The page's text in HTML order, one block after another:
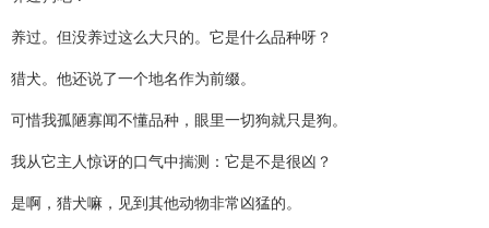
养过。但没养过这么大只的。它是什么品种呀？
猎犬。他还说了一个地名作为前缀。
可惜我孤陋寡闻不懂品种，眼里一切狗就只是狗。
我从它主人惊讶的口气中揣测：它是不是很凶？
是啊，猎犬嘛，见到其他动物非常凶猛的。